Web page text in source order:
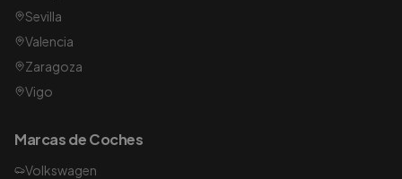
Sevilla
Valencia
Zaragoza
Vigo
Marcas de Coches
Volkswagen